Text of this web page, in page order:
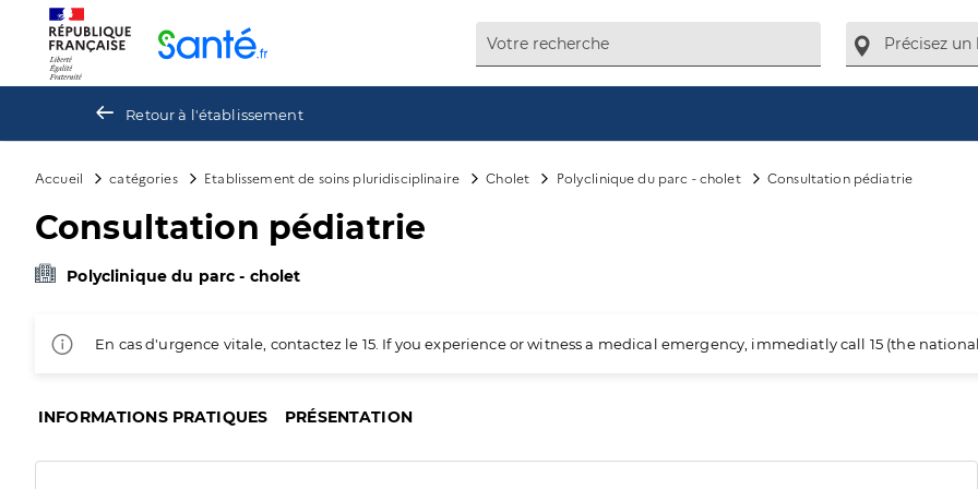
Retour à l'établissement
Accueil catégories Etablissement de soins pluridisciplinaire Cholet Polyclinique du parc - cholet Consultation pédiatrie
Consultation pédiatrie
Polyclinique du parc - cholet
En cas d'urgence vitale, contactez le 15. If you experience or witness a medical emergency, immediatly call 15 (the
INFORMATIONS PRATIQUES PRÉSENTATION
Panneau de gestion des cookies